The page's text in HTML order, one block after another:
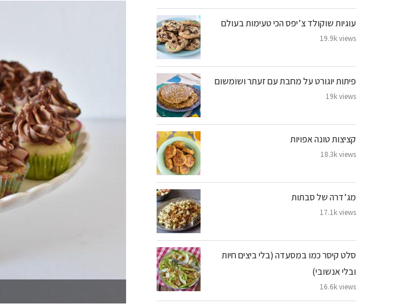
עוגיות שוקולד צ’יפס הכי טעימות בעולם
19.9k views
פיתות יוגורט על מחבת עם זעתר ושומשום
19k views
קציצות טונה אפויות
18.3k views
מג’דרה של סבתות
17.1k views
סלט קיסר כמו במסעדה (בלי ביצים חיות
ובלי אנשובי)
16.6k views